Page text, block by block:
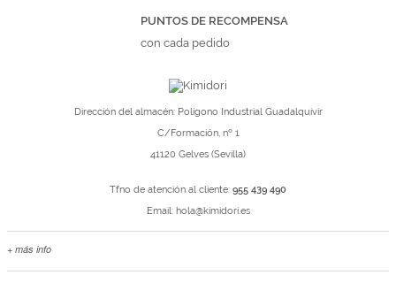
PUNTOS DE RECOMPENSA
con cada pedido
Dirección del almacén: Polígono Industrial Guadalquivir
C/Formación, nº 1
41120 Gelves (Sevilla)
Tfno de atención al cliente: 955 439 490
Email: hola@kimidori.es
+ más info